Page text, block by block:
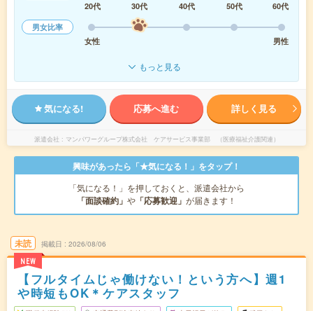
20代
30代 40代 50代
60代
男女比率
女性
男性
もっと見る
気になる! 応募へ進む 詳しく見る
派遣会社 マンパワーグループ株式会社 ケアサービス事業部 （医療福祉介護関連）
興味があったら「★気になる！」をタップ！
「気になる！」を押しておくと、派遣会社から
「面談確約」 や 「応募歓迎」 が届きます！
未読
NEW
掲載日 2026/08/06
【フルタイムじゃ働けない！という方へ】週1
や時短もOK＊ケアスタッフ